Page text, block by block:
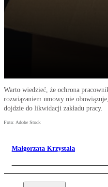
Warto wiedzieć, że ochrona
rozwiązaniem umowy nie
dojdzie do likwidacji zakładu pracy.
Foto: Adobe Stock
Małgorzata Krzystała